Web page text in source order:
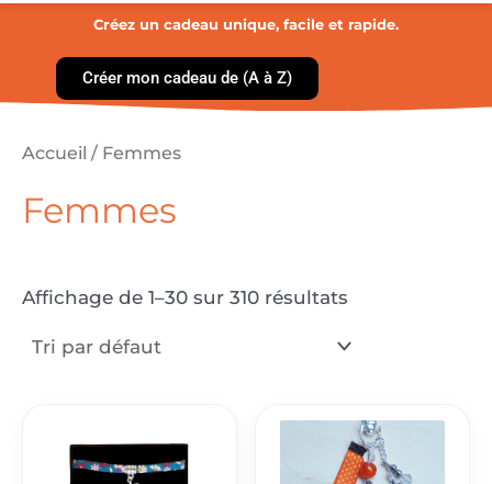
Créez un cadeau unique, facile et rapide.
Créer mon cadeau de (A à Z)
Accueil / Femmes
Femmes
Affichage de 1–30 sur 310 résultats